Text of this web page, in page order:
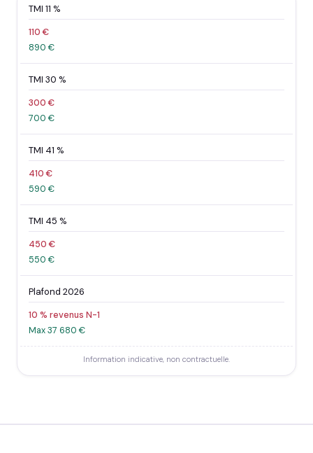
TMI 11 %
110 €
890 €
TMI 30 %
300 €
700 €
TMI 41 %
410 €
590 €
TMI 45 %
450 €
550 €
Plafond 2026
10 % revenus N-1
Max 37 680 €
Information indicative, non contractuelle.